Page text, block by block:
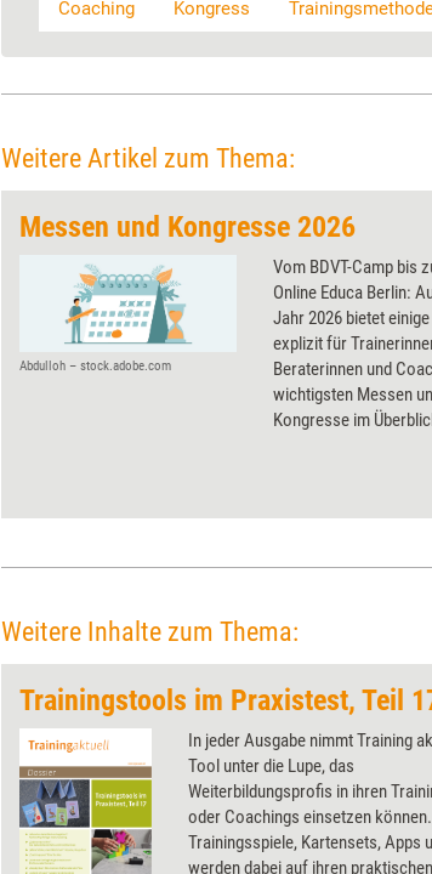
Coaching Kongress
Weitere Artikel zum Thema:
Messen und Kongresse 2026
Abdulloh – stock.adobe.com
Vom BDVT-Camp bis
Online Educa Berlin:
Jahr 2026 bietet einige
explizit für
Beraterinnen und
wichtigsten Messen
Kongresse im
Weitere Inhalte zum Thema:
Trainingstools im Praxistest, Teil
In jeder Ausgabe nimmt Training
Tool unter die Lupe, das
Weiterbildungsprofis in ihren
oder Coachings einsetzen können.
Trainingsspiele, Kartensets, Apps
werden dabei auf ihren